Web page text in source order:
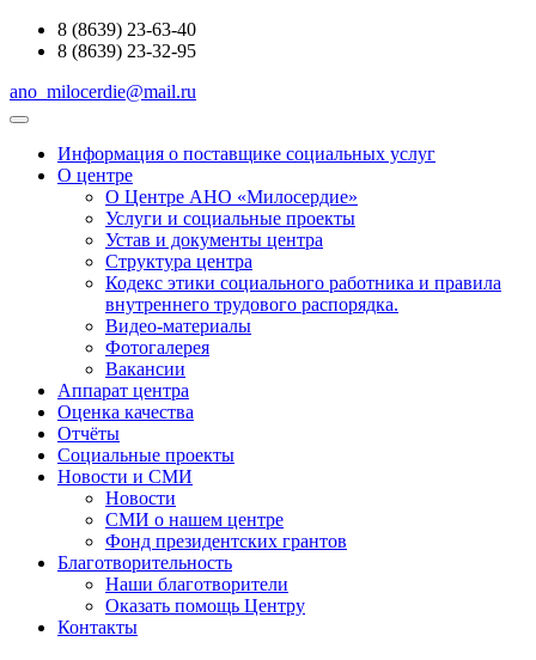
8 (8639) 23-63-40
8 (8639) 23-32-95
ano_milocerdie@mail.ru
Информация о поставщике социальных услуг
О центре
О Центре АНО «Милосердие»
Услуги и социальные проекты
Устав и документы центра
Структура центра
Кодекс этики социального работника и правила
внутреннего трудового распорядка.
Видео-материалы
Фотогалерея
Вакансии
Аппарат центра
Оценка качества
Отчёты
Социальные проекты
Новости и СМИ
Новости
СМИ о нашем центре
Фонд президентских грантов
Благотворительность
Наши благотворители
Оказать помощь Центру
Контакты